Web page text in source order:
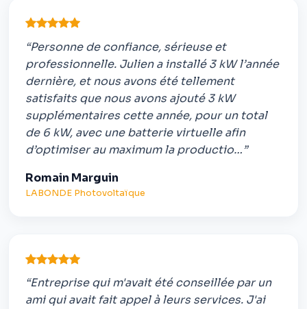
“Personne de confiance, sérieuse et
professionnelle. Julien a installé 3 kW l’année
dernière, et nous avons été tellement
satisfaits que nous avons ajouté 3 kW
supplémentaires cette année, pour un total
de 6 kW, avec une batterie virtuelle afin
d’optimiser au maximum la productio…”
Romain Marguin
LABONDE Photovoltaïque
“Entreprise qui m'avait été conseillée par un
ami qui avait fait appel à leurs services. J'ai